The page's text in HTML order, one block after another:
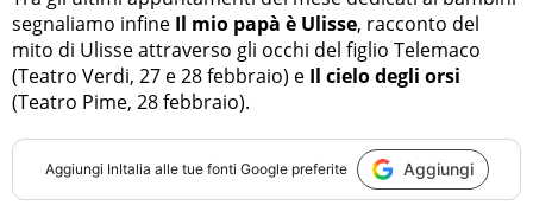
segnaliamo infine Il mio papà è Ulisse, racconto del
mito di Ulisse attraverso gli occhi del figlio Telemaco
(Teatro Verdi, 27 e 28 febbraio) e Il cielo degli orsi
(Teatro Pime, 28 febbraio).
Aggiungi InItalia alle tue fonti Google preferite Aggiungi